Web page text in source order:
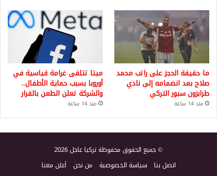
ما حقيقة الحجز على راتب محمد
صلاح بعد انضمامه إلى نادي
طرابزون سبور التركي
منذ 14 ساعة
ميتا تتلقى غرامة قياسية في
أوروبا بسبب حماية الأطفال..
والشركة تعلن الطعن بالقرار
منذ 14 ساعة
© جميع الحقوق محفوظة تركيا عاجل 2026
اتصل بنا سياسة الخصوصية من نحن أعلن معنا